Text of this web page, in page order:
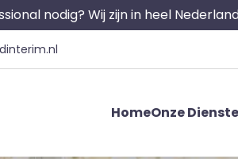
nodig? Wij zijn in heel
HomeOnze